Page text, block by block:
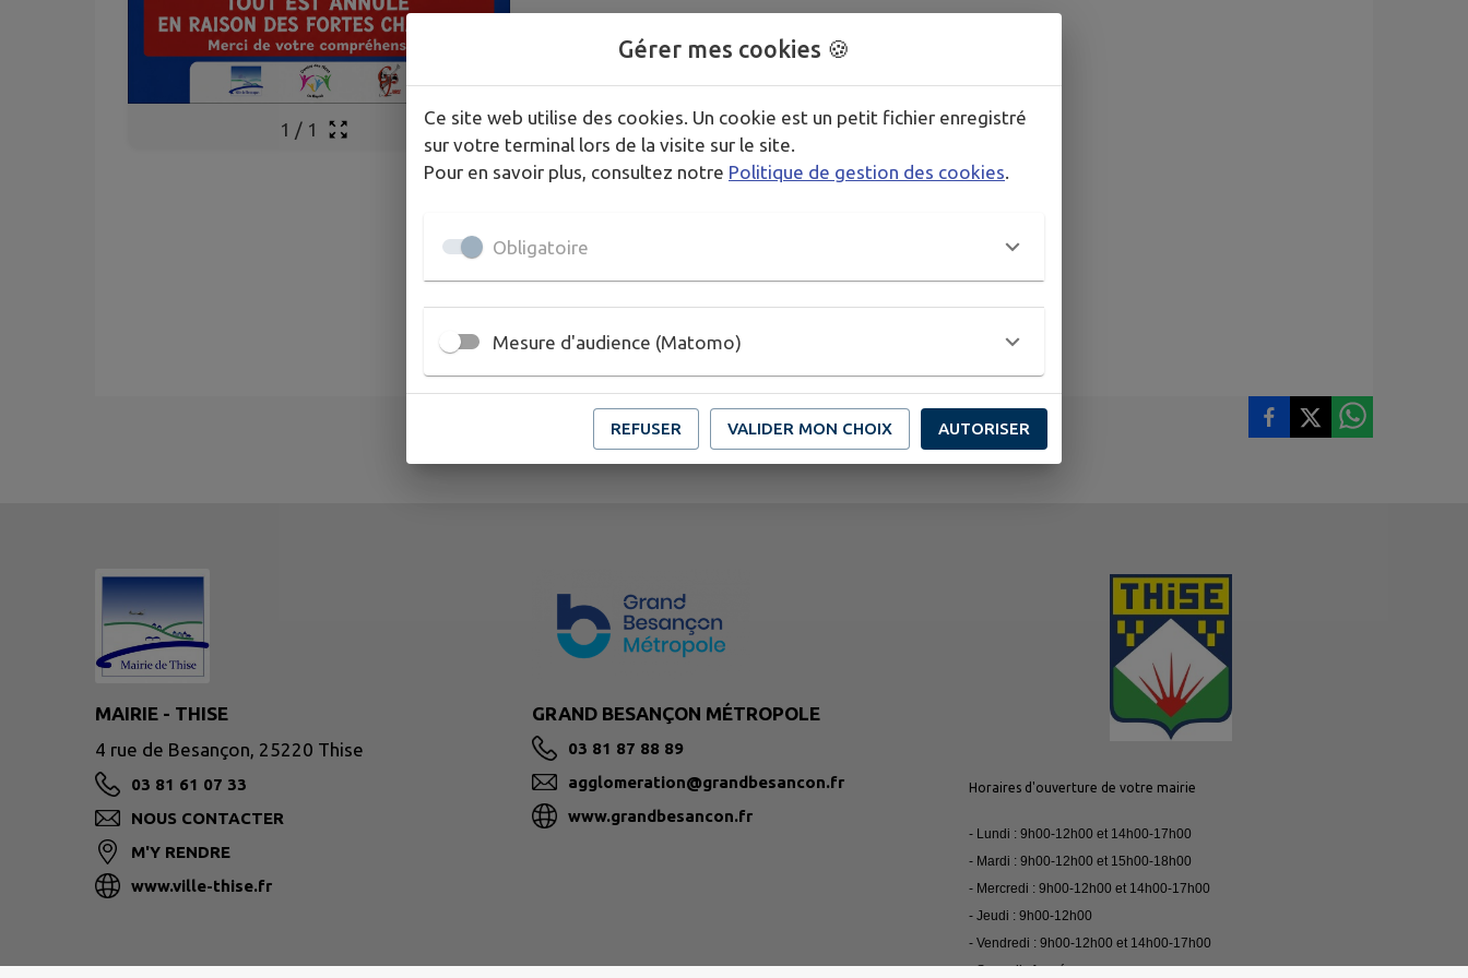
1 / 1
MAIRIE - THISE
4 rue de Besançon, 25220 Thise
03 81 61 07 33
NOUS CONTACTER
M'Y RENDRE
www.ville-thise.fr
GRAND BESANÇON MÉTROPOLE
03 81 87 88 89
agglomeration@grandbesancon.fr
www.grandbesancon.fr
Horaires d'ouverture de votre mairie
- Lundi : 9h00-12h00 et 14h00-17h00
- Mardi : 9h00-12h00 et 15h00-18h00
- Mercredi : 9h00-12h00 et 14h00-17h00
- Jeudi : 9h00-12h00
- Vendredi : 9h00-12h00 et 14h00-17h00
- Samedi : fermé
Gérer mes cookies 🍪
Ce site web utilise des cookies. Un cookie est un petit fichier enregistré
sur votre terminal lors de la visite sur le site.
Pour en savoir plus, consultez notre Politique de gestion des cookies.
Obligatoire
Mesure d'audience (Matomo)
REFUSER VALIDER MON CHOIX AUTORISER